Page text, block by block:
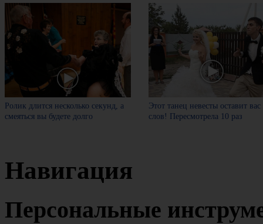
Ролик длится несколько секунд, а
смеяться вы будете долго
Этот танец невесты оставит вас
слов! Пересмотрела 10 раз
Навигация
Персональные